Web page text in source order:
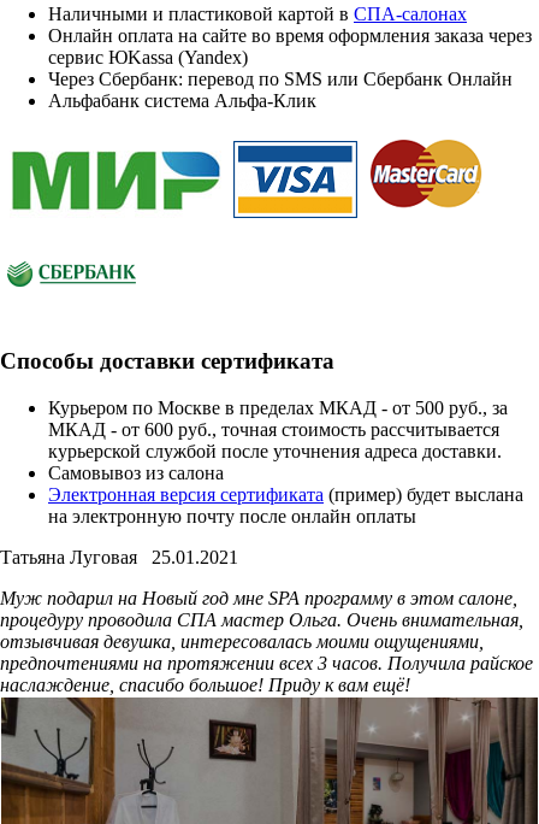
Наличными и пластиковой картой в СПА-салонах
Онлайн оплата на сайте во время оформления заказа через
сервис ЮKassa (Yandex)
Через Сбербанк: перевод по SMS или Сбербанк Онлайн
Альфабанк система Альфа-Клик
Способы доставки сертификата
Курьером по Москве в пределах МКАД - от 500 руб., за
МКАД - от 600 руб., точная стоимость рассчитывается
курьерской службой после уточнения адреса доставки.
Cамовывоз из салона
Электронная версия сертификата (пример) будет выслана
на электронную почту после онлайн оплаты
Татьяна Луговая
25.01.2021
Муж подарил на Новый год мне SPA программу в этом салоне,
процедуру проводила СПА мастер Ольга. Очень внимательная,
отзывчивая девушка, интересовалась моими ощущениями,
предпочтениями на протяжении всех 3 часов. Получила райское
наслаждение, спасибо большое! Приду к вам ещё!